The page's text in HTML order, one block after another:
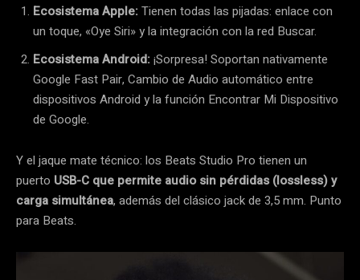
Ecosistema Apple:Tienen todas las pijadas: enlace con
un toque, «Oye Siri» y la integración con la red Buscar.
Ecosistema Android:¡Sorpresa! Soportan nativamente
Google Fast Pair, Cambio de Audio automático entre
dispositivos Android y la función Encontrar Mi Dispositivo
de Google.
Y el jaque mate técnico: los Beats Studio Pro tienen un
puerto USB-C que permite audio sin pérdidas (lossless) y
carga simultánea, además del clásico jack de 3,5 mm. Punto
para Beats.